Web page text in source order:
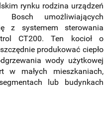
rynku rodzina urządzeń
Bosch umożliwiających
z systemem sterowania
CT200. Ten kocioł o
produkować ciepło
wody użytkowej
w małych mieszkaniach,
lub budynkach